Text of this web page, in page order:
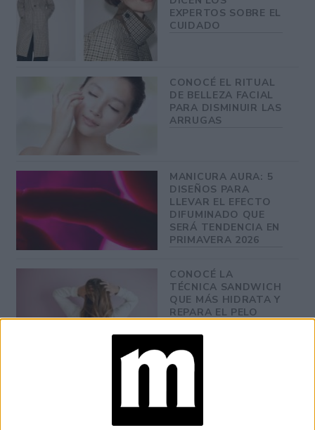
EXPERTOS SOBRE EL
CUIDADO
CONOCÉ EL RITUAL
DE BELLEZA FACIAL
PARA DISMINUIR LAS
ARRUGAS
MANICURA AURA: 5
DISEÑOS PARA
LLEVAR EL EFECTO
DIFUMINADO QUE
SERÁ TENDENCIA EN
PRIMAVERA 2026
CONOCÉ LA
TÉCNICA SANDWICH
QUE MÁS HIDRATA Y
REPARA EL PELO